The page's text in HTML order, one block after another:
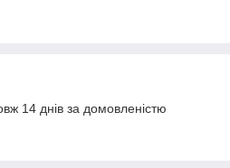
14 днів за домовленістю